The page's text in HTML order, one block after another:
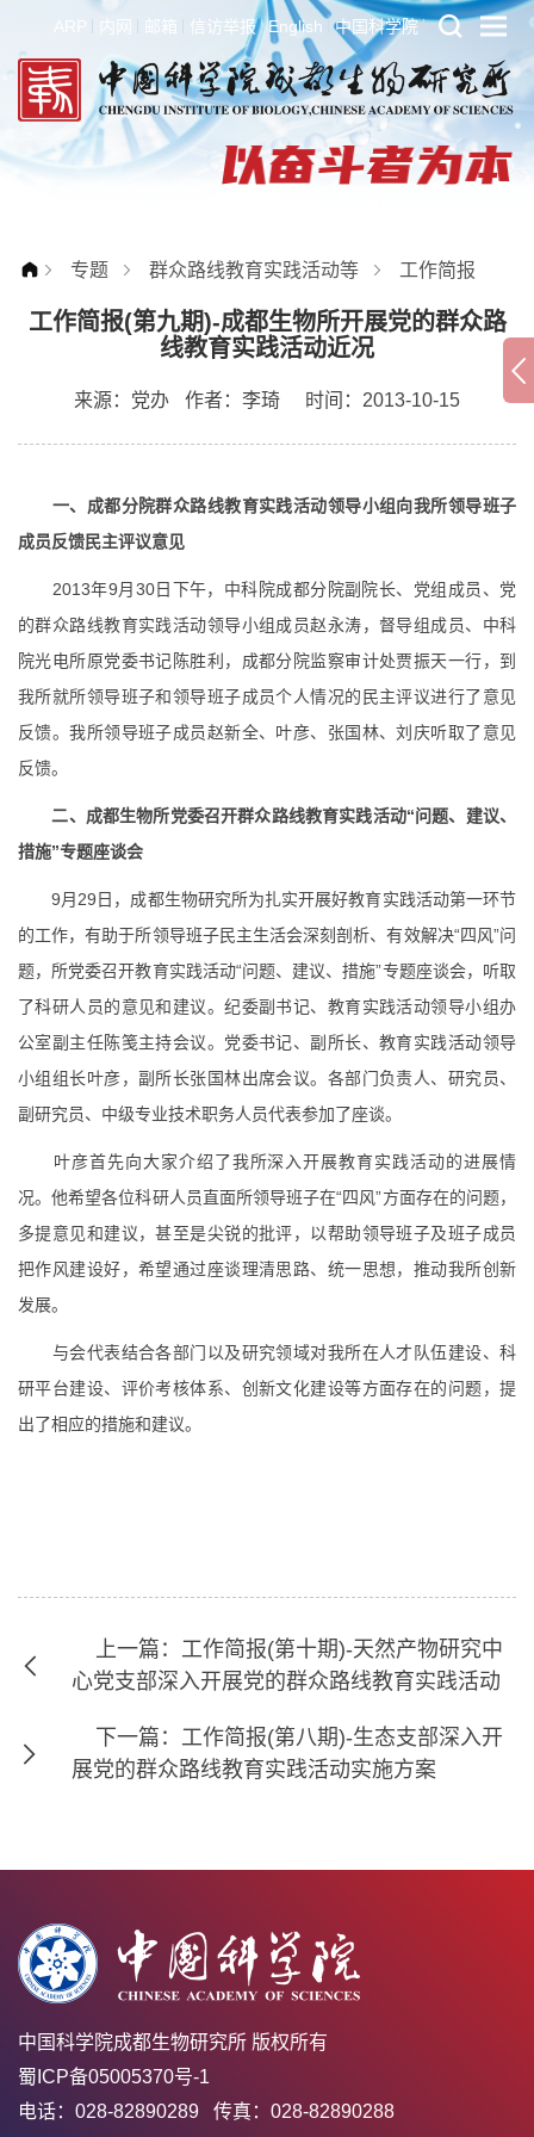
ARP 内网 邮箱 信访举报 English 中国科学院
专题 群众路线教育实践活动等 工作简报
工作简报(第九期)-成都生物所开展党的群众路
线教育实践活动近况
来源： 党办 作者： 李琦 时间：2013-10-15
一、成都分院群众路线教育实践活动领导小组向我所领导班子
成员反馈民主评议意见
2013年9月 30日下午，中科院成都分院副院长、党组成员、党
的群众路线教育实践活动领导小组成员赵永涛，督导组成员、中科
院光电所原党委书记陈胜利，成都分院监察审计处贾振天一行，到
我所就所领导班子和领导班子成员个人情况的民主评议进行了意见
反馈。我所领导班子成员赵新全、叶彦、张国林、刘庆听取了意见
反馈。
二、成都生物所党委召开群众路线教育实践活动“问题、建议、
措施”专题座谈会
9月 29 日，成都生物研究所为扎实开展好教育实践活动第一环节
的工作，有助于所领导班子民主生活会深刻剖析、有效解决“四风”问
题，所党委召开教育实践活动“问题、建议、措施”专题座谈会，听取
了科研人员的意见和建议。纪委副书记、教育实践活动领导小组办
公室副主任陈笺主持会议。党委书记、副所长、教育实践活动领导
小组组长叶彦，副所长张国林出席会议。各部门负责人、研究员、
副研究员、中级专业技术职务人员代表参加了座谈。
叶彦首先向大家介绍了我所深入开展教育实践活动的进展情
况。他希望各位科研人员直面所领导班子在“四风”方面存在的问题，
多提意见和建议，甚至是尖锐的批评，以帮助领导班子及班子成员
把作风建设好，希望通过座谈理清思路、统一思想，推动我所创新
发展。
与会代表结合各部门以及研究领域对我所在人才队伍建设、科
研平台建设、评价考核体系、创新文化建设等方面存在的问题，提
出了相应的措施和建议。
上一篇：工作简报(第十期)-天然产物研究中
心党支部深入开展党的群众路线教育实践活动
下一篇：工作简报(第八期)-生态支部深入开
展党的群众路线教育实践活动实施方案
中国科学院成都生物研究所 版权所有
蜀ICP备05005370号-1
电话：028-82890289 传真：028-82890288